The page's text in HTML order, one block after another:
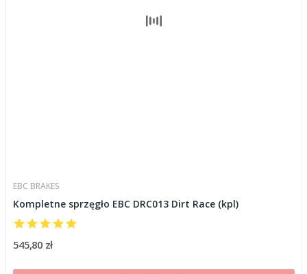
EBC BRAKES
Kompletne sprzęgło EBC DRC013 Dirt Race (kpl)
545,80 zł